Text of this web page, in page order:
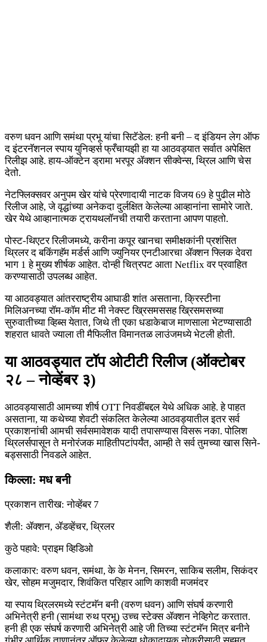
वरुण धवन आणि समंथा प्रभू यांचा सिटॅडेल: हनी बनी – द इंडियन लेग ऑफ
द इंटरनॅशनल स्पाय युनिव्हर्स फ्रँचायझी हा या आठवड्यात सर्वात अपेक्षित
रिलीझ आहे. हाय-ऑक्टेन ड्रामा भरपूर ॲक्शन सीक्वेन्स, थ्रिल आणि चेस
देतो.
नेटफ्लिक्सवर अनुपम खेर यांचे प्रेरणादायी नाटक विजय 69 हे पुढील मोठे
रिलीज आहे, जे वृद्धांच्या अनेकदा दुर्लक्षित केलेल्या आव्हानांना सामोरे जाते.
खेर येथे आव्हानात्मक ट्रायथलॉनची तयारी करताना आपण पाहतो.
पोस्ट-थिएटर रिलीजमध्ये, करीना कपूर खानचा समीक्षकांनी प्रशंसित
थ्रिलर द बकिंगहॅम मर्डर्स आणि ज्युनियर एनटीआरचा ॲक्शन फ्लिक देवरा
भाग 1 हे मुख्य शीर्षक आहेत. दोन्ही चित्रपट आता Netflix वर प्रवाहित
करण्यासाठी उपलब्ध आहेत.
या आठवड्यात आंतरराष्ट्रीय आघाडी शांत असताना, क्रिस्टीना
मिलिअनच्या रॉम-कॉम मीट मी नेक्स्ट ख्रिसमससह ख्रिसमसच्या
सुरुवातीच्या व्हिब्स येतात, जिथे ती एका धडाकेबाज माणसाला भेटण्यासाठी
शहरात धावते ज्याला ती मैफिलीत विमानतळ लाउंजमध्ये भेटली होती.
या आठवड्यात टॉप ओटीटी रिलीज (ऑक्टोबर
२८ – नोव्हेंबर ३)
आठवड्यासाठी आमच्या शीर्ष OTT निवडींबद्दल येथे अधिक आहे. हे पाहत
असताना, या कथेच्या शेवटी संकलित केलेल्या आठवड्यातील इतर सर्व
प्रकाशनांची आमची सर्वसमावेशक यादी तपासण्यास विसरू नका. पोलिश
थ्रिलर्सपासून ते मनोरंजक माहितीपटांपर्यंत, आम्ही ते सर्व तुमच्या खास सिने-
बड्ससाठी निवडले आहेत.
किल्ला: मध बनी
प्रकाशन तारीख: नोव्हेंबर 7
शैली: ॲक्शन, ॲडव्हेंचर, थ्रिलर
कुठे पहावे: प्राइम व्हिडिओ
कलाकार: वरुण धवन, समंथा, के के मेनन, सिमरन, साकिब सलीम, सिकंदर
खेर, सोहम मजुमदार, शिवंकित परिहार आणि काशवी मजमंदर
या स्पाय थ्रिलरमध्ये स्टंटमॅन बनी (वरुण धवन) आणि संघर्ष करणारी
अभिनेत्री हनी (सामंथा रुथ प्रभू) उच्च स्टेक्स ॲक्शन नेव्हिगेट करतात.
हनी ही एक संघर्ष करणारी अभिनेत्री आहे जी तिच्या स्टंटमॅन मित्र बनीने